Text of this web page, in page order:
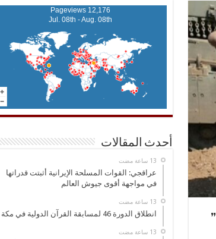
12,176 Pageviews
Jul. 08th - Aug. 08th
أحدث المقالات
عراقجي: القوات المسلحة الإيرانية أثبتت قدراتها
في مواجهة أقوى جيوش العالم
انطلاق الدورة 46 لمسابقة القرآن الدولية في مكة